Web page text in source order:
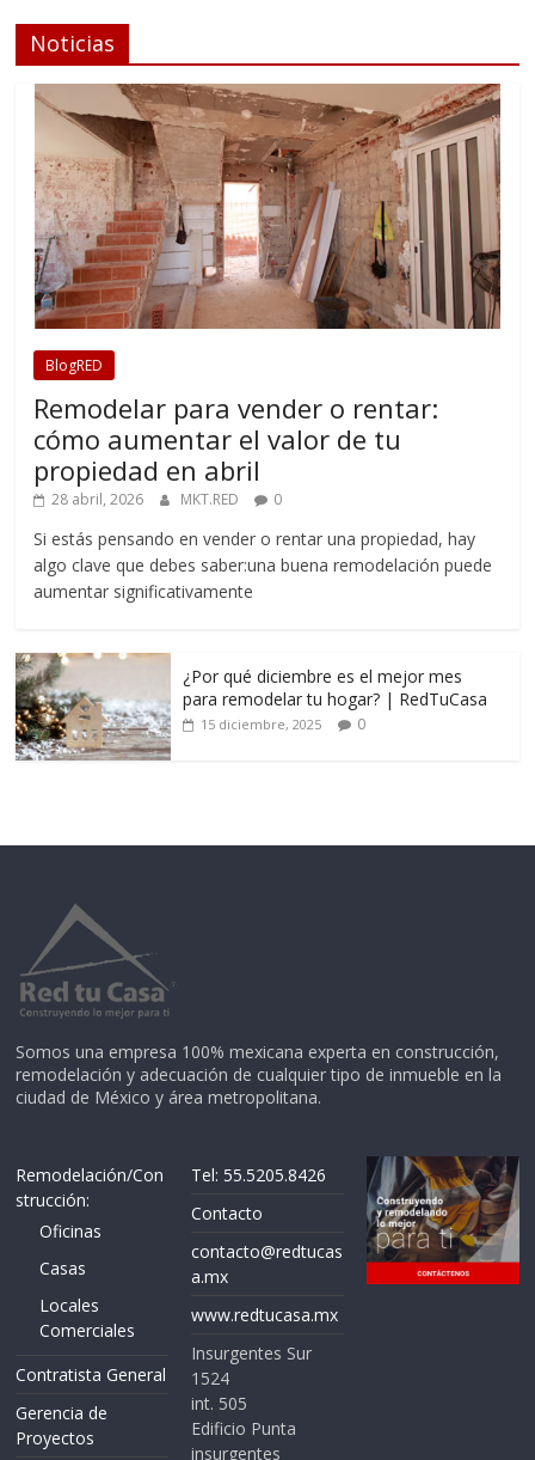
Noticias
BlogRED
Remodelar para vender o rentar:
cómo aumentar el valor de tu
propiedad en abril
28 abril, 2026 MKT.RED 0
Si estás pensando en vender o rentar una propiedad, hay
algo clave que debes saber:una buena remodelación puede
aumentar significativamente
¿Por qué diciembre es el mejor mes
para remodelar tu hogar? | RedTuCasa
15 diciembre, 2025 0
Somos una empresa 100% mexicana experta en construcción,
remodelación y adecuación de cualquier tipo de inmueble en la
ciudad de México y área metropolitana.
Remodelación/Con
strucción:
Oficinas
Casas
Locales
Comerciales
Contratista General
Gerencia de
Proyectos
Tel: 55.5205.8426
Contacto
contacto@redtucas
a.mx
www.redtucasa.mx
Insurgentes Sur
1524
int. 505
Edificio Punta
insurgentes